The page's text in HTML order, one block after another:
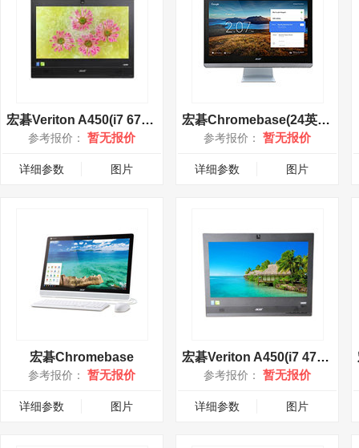
宏碁Veriton A450(i7 6700)
参考报价： 暂无报价
详细参数 图片
宏碁Chromebase(24英寸)
参考报价： 暂无报价
详细参数 图片
宏碁Chromebase
参考报价： 暂无报价
详细参数 图片
宏碁Veriton A450(i7 4790S)
参考报价： 暂无报价
详细参数 图片